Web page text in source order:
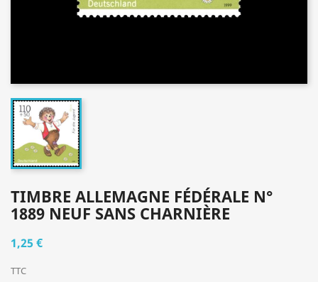
TIMBRE ALLEMAGNE FÉDÉRALE N°
1889 NEUF SANS CHARNIÈRE
1,25 €
TTC